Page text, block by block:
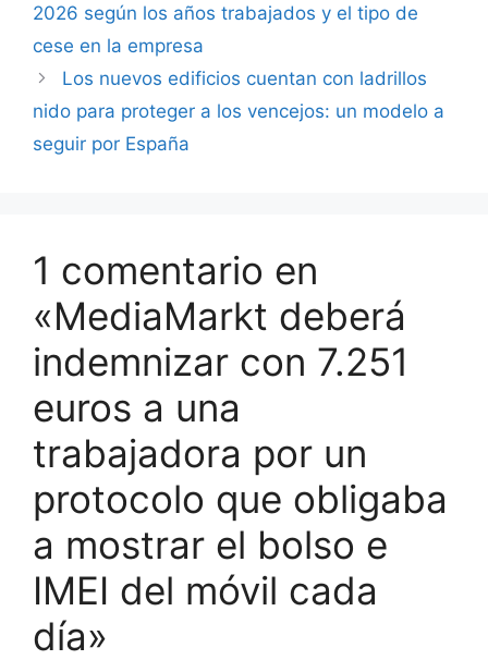
2026 según los años trabajados y el tipo de
cese en la empresa
Los nuevos edificios cuentan con ladrillos
nido para proteger a los vencejos: un modelo a
seguir por España
1 comentario en
«MediaMarkt deberá
indemnizar con 7.251
euros a una
trabajadora por un
protocolo que obligaba
a mostrar el bolso e
IMEI del móvil cada
día»